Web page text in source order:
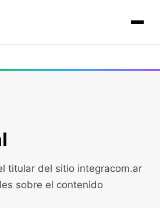
titular del sitio integracom.ar
sobre el contenido